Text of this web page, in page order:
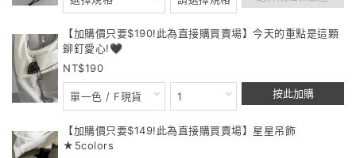
【加購價只要$190!此為直接購買賣場】今天的重點是這顆
鉚釘愛心!🖤
190
按此加購
【加購價只要$149!此為直接購買賣場】星星吊飾
★5colors